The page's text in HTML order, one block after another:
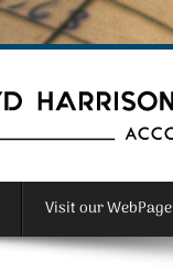
Visit our WebPage